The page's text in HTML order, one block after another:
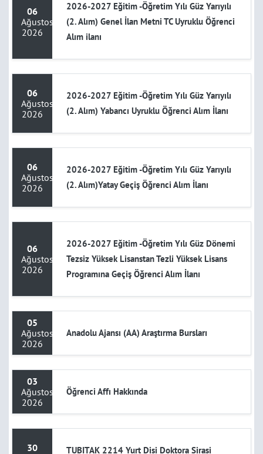
06
Ağustos
2026
2026-2027 Eğitim -Öğretim Yılı Güz Yarıyılı
(2. Alım) Genel İlan Metni TC Uyruklu Öğrenci
Alım ilanı
06
Ağustos
2026
2026-2027 Eğitim -Öğretim Yılı Güz Yarıyılı
(2. Alım) Yabancı Uyruklu Öğrenci Alım İlanı
06
Ağustos
2026
2026-2027 Eğitim -Öğretim Yılı Güz Yarıyılı
(2. Alım)Yatay Geçiş Öğrenci Alım İlanı
06
Ağustos
2026
2026-2027 Eğitim -Öğretim Yılı Güz Dönemi
Tezsiz Yüksek Lisanstan Tezli Yüksek Lisans
Programına Geçiş Öğrenci Alım İlanı
05
Ağustos
2026
Anadolu Ajansı (AA) Araştırma Bursları
03
Ağustos
2026
Öğrenci Affı Hakkında
30
TUBITAK 2214 Yurt Disi Doktora Sirasi